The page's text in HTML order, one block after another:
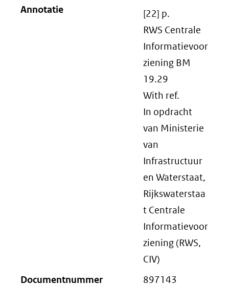
Annotatie
[22] p.
RWS Centrale
Informatievoor
ziening BM
19.29
With ref.
In opdracht
van Ministerie
van
Infrastructuur
en Waterstaat,
Rijkswaterstaa
t Centrale
Informatievoor
ziening (RWS,
CIV)
Documentnummer
897143